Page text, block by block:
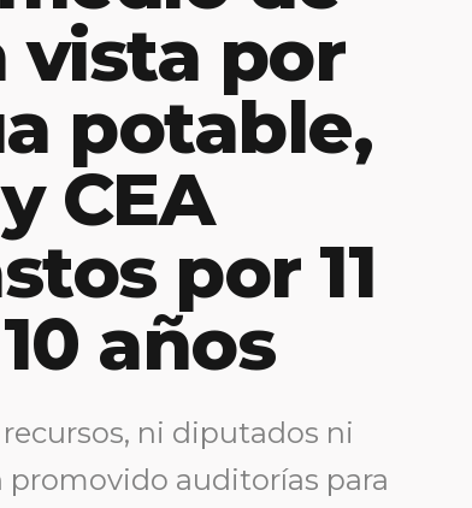
vista por
potable,
CEA
por 11
años
ni diputados ni
promovido auditorías para